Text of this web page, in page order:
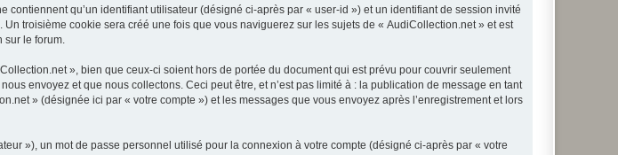
qu’un identifiant utilisateur (désigné ci-après par « user-id ») et un identifiant de session invité
troisième cookie sera créé une fois que vous naviguerez sur les sujets de « AudiCollection.net » et est
le forum.
», bien que ceux-ci soient hors de portée du document qui est prévu pour couvrir seulement
envoyez et que nous collectons. Ceci peut être, et n’est pas limité à : la publication de message en tant
» (désignée ici par « votre compte ») et les messages que vous envoyez après l’enregistrement et lors
»), un mot de passe personnel utilisé pour la connexion à votre compte (désigné ci-après par « votre